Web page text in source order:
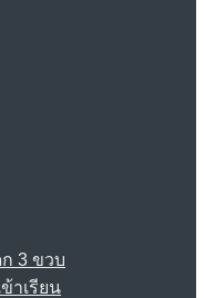
ก 3 ขวบ
าเรียน